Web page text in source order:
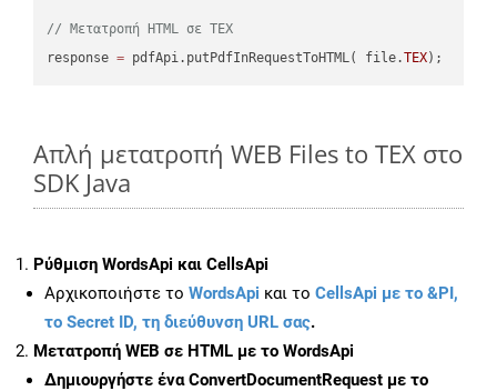
// Μετατροπή HTML σε TEX
response = pdfApi.putPdfInRequestToHTML( file.TEX
Απλή μετατροπή WEB Files to TEX στο
SDK Java
Ρύθμιση WordsApi και CellsApi
Αρχικοποιήστε το WordsApi και το CellsApi με το &PI,
το Secret ID, τη διεύθυνση URL σας.
Μετατροπή WEB σε HTML με το WordsApi
Δημιουργήστε έναConvertDocumentRequest με το